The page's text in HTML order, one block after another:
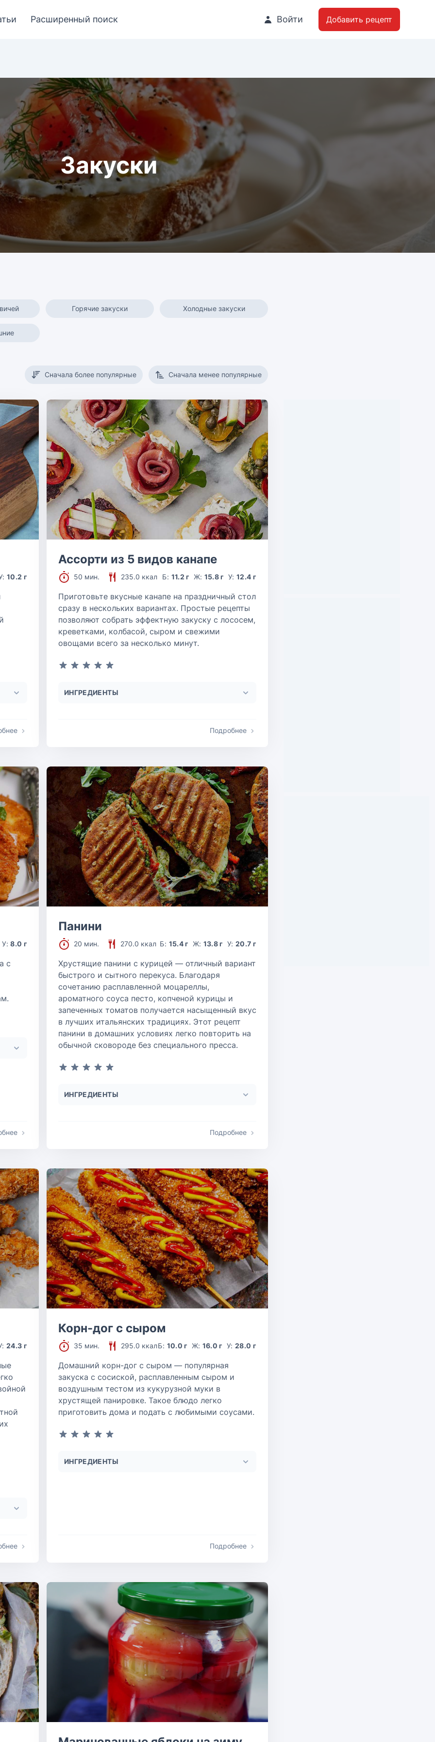
Расширенный поиск Войти Добавить рецепт
Закуски
Горячие закуски Холодные закуски
Сначала более популярные Сначала менее популярные
10.2 г
Ассорти из 5 видов канапе
50 мин. 235.0 ккал Б: 11.2 г Ж: 15.8 г У: 12.4 г
Приготовьте вкусные канапе на праздничный стол
сразу в нескольких вариантах. Простые рецепты
позволяют собрать эффектную закуску с лососем,
креветками, колбасой, сыром и свежими
овощами всего за несколько минут.
ИНГРЕДИЕНТЫ
Подробнее
У:8.0 г
с
Панини
20 мин. 270.0 ккал Б: 15.4 г Ж: 13.8 г У: 20.7 г
Хрустящие панини с курицей — отличный вариант
быстрого и сытного перекуса. Благодаря
сочетанию расплавленной моцареллы,
ароматного соуса песто, копченой курицы и
запеченных томатов получается насыщенный вкус
в лучших итальянских традициях. Этот рецепт
панини в домашних условиях легко повторить на
обычной сковороде без специального пресса.
ИНГРЕДИЕНТЫ
Подробнее
24.3 г
Корн-дог с сыром
35 мин. 295.0 ккалБ: 10.0 г Ж: 16.0 г У: 28.0 г
Домашний корн-дог с сыром — популярная
закуска с сосиской, расплавленным сыром и
воздушным тестом из кукурузной муки в
хрустящей панировке. Такое блюдо легко
приготовить дома и подать с любимыми соусами.
ИНГРЕДИЕНТЫ
Подробнее